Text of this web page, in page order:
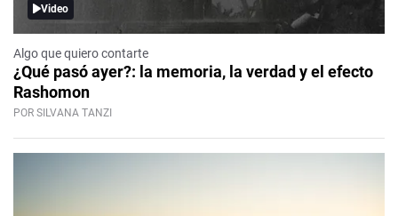
Video
Algo que quiero contarte
¿Qué pasó ayer?: la memoria, la verdad y el efecto
Rashomon
POR SILVANA TANZI